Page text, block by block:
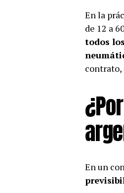
En la
de 12 a
todos
contrato,
En un